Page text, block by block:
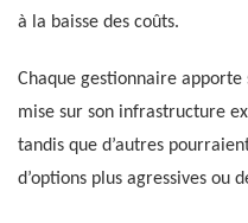
à la baisse des coûts.
Chaque gestionnaire
mise sur son infrastructure
tandis que d’autres
d’options plus agressives ou